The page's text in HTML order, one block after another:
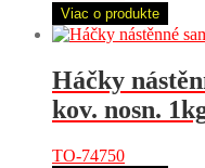
Viac o produkte
Háčky
kov. nosn.
TO-74750